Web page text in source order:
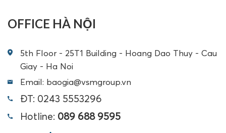
OFFICE HÀ NỘI
5th Floor - 25T1 Building - Hoang Dao Thuy - Cau
Giay - Ha Noi
Email: baogia@vsmgroup.vn
ĐT: 0243 5553296
Hotline: 089 688 9595